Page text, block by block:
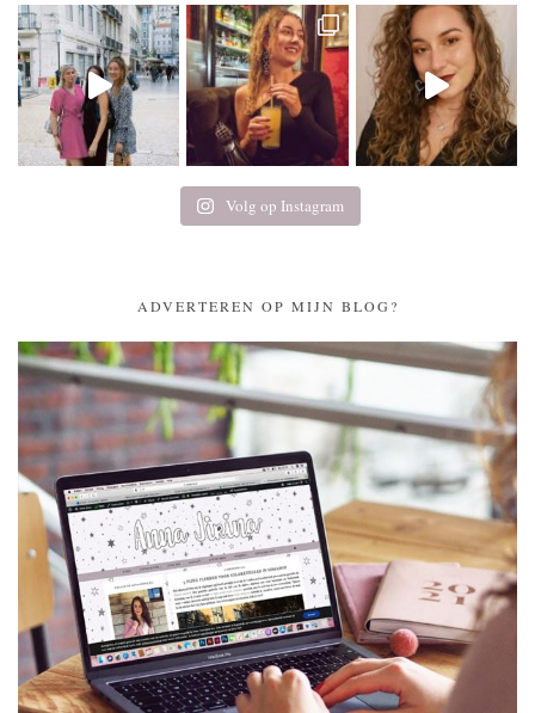
Volg op Instagram
ADVERTEREN OP MIJN BLOG?